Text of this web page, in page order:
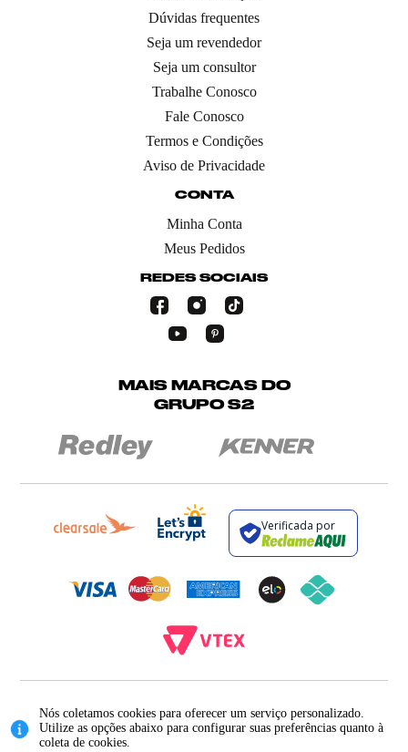
Nós coletamos cookies para oferecer um serviço personalizado.
Utilize as opções abaixo para configurar suas preferências quanto à
coleta de cookies.
Dúvidas frequentes
Seja um revendedor
Seja um consultor
Trabalhe Conosco
Fale Conosco
Termos e Condições
Aviso de Privacidade
CONTA
Minha Conta
Meus Pedidos
REDES SOCIAIS
MAIS MARCAS DO
GRUPO S2
Verificada por
12.093.445/0002-23
RUA JUMECY RODRIGUES GOMES, 331 - ANEXO 2 - CENTRO - PIRAÍ - RIO DE
JANEIRO. CEP.: 27.175-000